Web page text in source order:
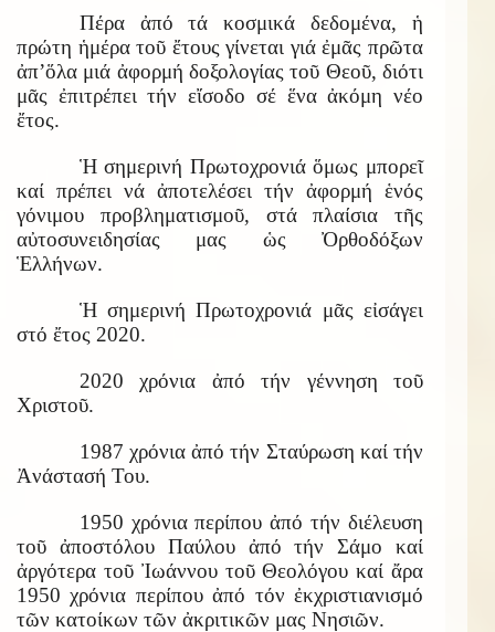
Πέρα ἀπό τά κοσμικά δεδομένα, ἡ
πρώτη ἡμέρα τοῦ ἔτους γίνεται γιά ἐμᾶς πρῶτα
ἀπ’ὅλα μιά ἀφορμή δοξολογίας τοῦ Θεοῦ, διότι
μᾶς ἐπιτρέπει τήν εἴσοδο σέ ἕνα ἀκόμη νέο
ἔτος.
Ἡ σημερινή Πρωτοχρονιά ὅμως μπορεῖ
καί πρέπει νά ἀποτελέσει τήν ἀφορμή ἑνός
γόνιμου προβληματισμοῦ, στά πλαίσια τῆς
αὐτοσυνειδησίας μας ὡς Ὀρθοδόξων
Ἑλλήνων.
Ἡ σημερινή Πρωτοχρονιά μᾶς εἰσάγει
στό ἔτος 2020.
2020 χρόνια ἀπό τήν γέννηση τοῦ
Χριστοῦ.
1987 χρόνια ἀπό τήν Σταύρωση καί τήν
Ἀνάστασή Του.
1950 χρόνια περίπου ἀπό τήν διέλευση
τοῦ ἀποστόλου Παύλου ἀπό τήν Σάμο καί
ἀργότερα τοῦ Ἰωάννου τοῦ Θεολόγου καί ἄρα
1950 χρόνια περίπου ἀπό τόν ἐκχριστιανισμό
τῶν κατοίκων τῶν ἀκριτικῶν μας Νησιῶν.